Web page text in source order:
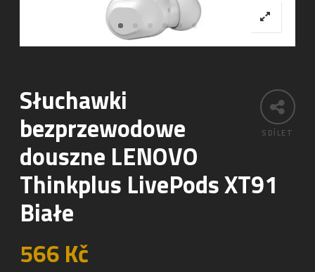
SDÍLET
Słuchawki
bezprzewodowe
douszne LENOVO
Thinkplus LivePods XT91
Białe
566Kč